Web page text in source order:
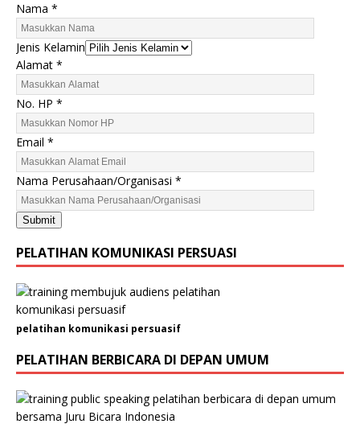
Nama *
Jenis Kelamin
Alamat *
H
P
J
e
n
i
s
N
a
m
a
No. HP *
Email *
Nama Perusahaan/Organisasi *
Submit
PELATIHAN KOMUNIKASI PERSUASI
pelatihan komunikasi persuasif
PELATIHAN BERBICARA DI DEPAN UMUM